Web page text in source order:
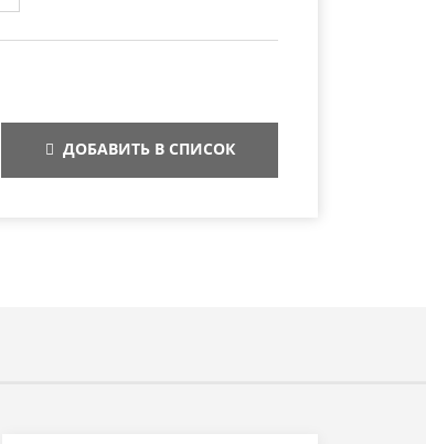
ДОБАВИТЬ В СПИСОК